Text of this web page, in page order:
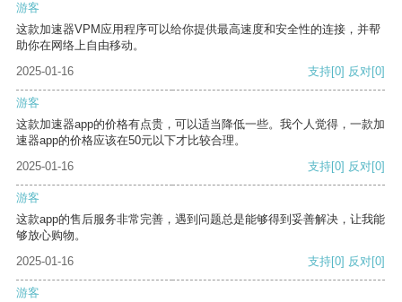
游客
这款加速器VPM应用程序可以给你提供最高速度和安全性的连接，并帮
助你在网络上自由移动。
2025-01-16
支持[0] 反对[0]
游客
这款加速器app的价格有点贵，可以适当降低一些。我个人觉得，一款加
速器app的价格应该在50元以下才比较合理。
2025-01-16
支持[0] 反对[0]
游客
这款app的售后服务非常完善，遇到问题总是能够得到妥善解决，让我能
够放心购物。
2025-01-16
支持[0] 反对[0]
游客